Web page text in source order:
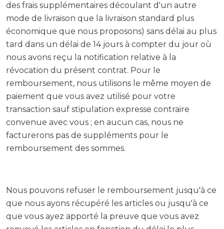
des frais supplémentaires découlant d'un autre
mode de livraison que la livraison standard plus
économique que nous proposons) sans délai au plus
tard dans un délai de 14 jours à compter du jour où
nous avons reçu la notification relative à la
révocation du présent contrat. Pour le
remboursement, nous utilisons le même moyen de
paiement que vous avez utilisé pour votre
transaction sauf stipulation expresse contraire
convenue avec vous ; en aucun cas, nous ne
facturerons pas de suppléments pour le
remboursement des sommes.
Nous pouvons refuser le remboursement jusqu'à ce
que nous ayons récupéré les articles ou jusqu'à ce
que vous ayez apporté la preuve que vous avez